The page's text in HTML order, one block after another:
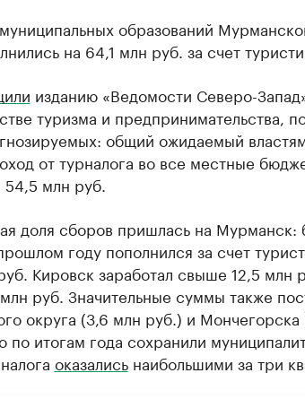
образований
на 64,1 млн руб. за счет
изданию «Ведомости Северо-
туризма и предпринимательства,
общий ожидаемый
от турналога во все местные
54,5 млн руб.
доля сборов пришлась на Мурманск:
году пополнился за счет
Кировск заработал свыше 12,5 млн
руб. Значительные суммы также
округа (3,6 млн руб.) и Мончегорска
по итогам года сохранили
оказалисьнаибольшими за три